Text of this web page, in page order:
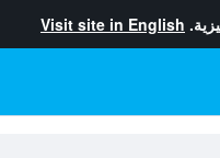
Visit site in English